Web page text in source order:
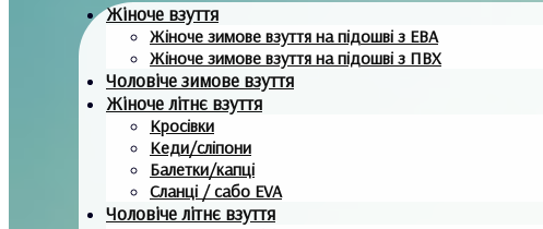
Жіноче взуття
Жіноче зимове взуття на підошві з ЕВА
Жіноче зимове взуття на підошві з ПВХ
Чоловіче зимове взуття
Жіноче літнє взуття
Кросівки
Кеди/сліпони
Балетки/капці
Сланці / сабо EVA
Чоловіче літнє взуття